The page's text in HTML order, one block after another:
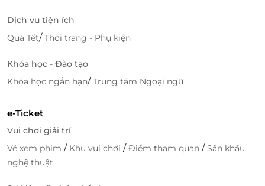
Dịch vụ tiện ích
Quà Tết/Thời trang - Phụ kiện
Khóa học - Đào tạo
Khóa học ngắn hạn/Trung tâm Ngoại ngữ
e-Ticket
Vui chơi giải trí
Vé xem phim / Khu vui chơi /Điểm tham quan /Sân khấu
nghệ thuật